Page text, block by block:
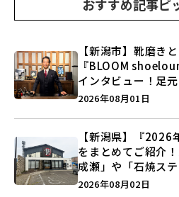
おすすめ記事ピ
【新潟市】靴磨き
『BLOOM
インタビュー！足
つくる装いの提案と
2026年08月01日
【新潟県】『2026
をまとめてご紹介
成瀬」や「石焼ス
営業に幕…。
2026年08月02日